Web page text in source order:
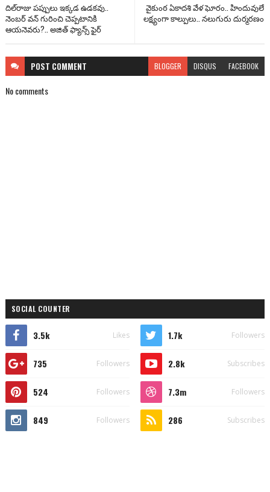
వైకుంఠ ఏకాదశి వేళ ఘోరం.. హిందువులే
లక్ష్యంగా కాల్పులు.. నలుగురు దుర్మరణం
దిల్‌రాజు ప‌ప్పులు ఇక్క‌డ ఉడ‌క‌వు..
నెంబ‌ర్ వ‌న్ గురించి చెప్ప‌టానికి
ఆయ‌నెవ‌రు?.. అజిత్ ఫ్యాన్స్ ఫైర్‌
POST COMMENT BLOGGER DISQUS FACEBOOK
No comments
SOCIAL COUNTER
3.5k Likes 1.7k Followers
735 Followers 2.8k Subscribes
524 Followers 7.3m Followers
849 Followers 286 Subscribes